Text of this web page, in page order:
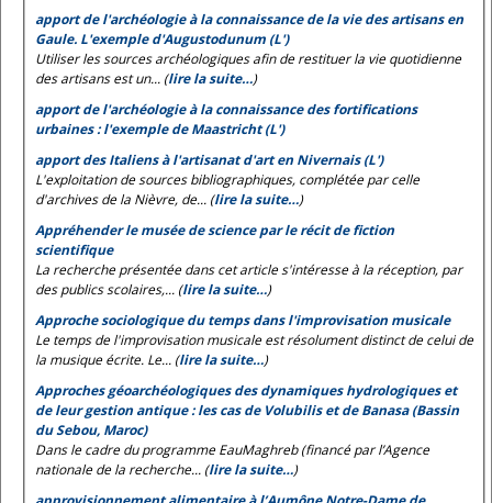
apport de l'archéologie à la connaissance de la vie des artisans en
Gaule. L'exemple d'Augustodunum (L')
Utiliser les sources archéologiques afin de restituer la vie quotidienne
des artisans est un... (lire la suite…)
apport de l'archéologie à la connaissance des fortifications
urbaines : l'exemple de Maastricht (L')
apport des Italiens à l'artisanat d'art en Nivernais (L')
L'exploitation de sources bibliographiques, complétée par celle
d'archives de la Nièvre, de... (lire la suite…)
Appréhender le musée de science par le récit de fiction
scientifique
La recherche présentée dans cet article s'intéresse à la réception, par
des publics scolaires,... (lire la suite…)
Approche sociologique du temps dans l'improvisation musicale
Le temps de l'improvisation musicale est résolument distinct de celui de
la musique écrite. Le... (lire la suite…)
Approches géoarchéologiques des dynamiques hydrologiques et
de leur gestion antique : les cas de Volubilis et de Banasa (Bassin
du Sebou, Maroc)
Dans le cadre du programme EauMaghreb (financé par l’Agence
nationale de la recherche... (lire la suite…)